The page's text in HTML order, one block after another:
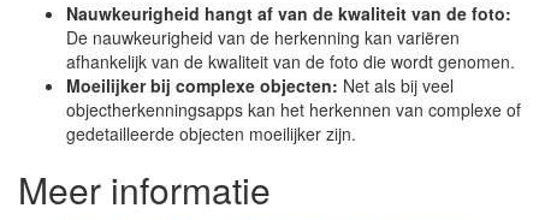
Nauwkeurigheid hangt af van de kwaliteit van de foto:
De nauwkeurigheid van de herkenning kan variëren
afhankelijk van de kwaliteit van de foto die wordt genomen.
Moeilijker bij complexe objecten: Net als bij veel
objectherkenningsapps kan het herkennen van complexe of
gedetailleerde objecten moeilijker zijn.
Meer informatie